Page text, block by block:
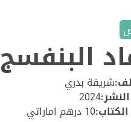
البنفسج
شريفة بدري
2024
10 درهم اماراتي